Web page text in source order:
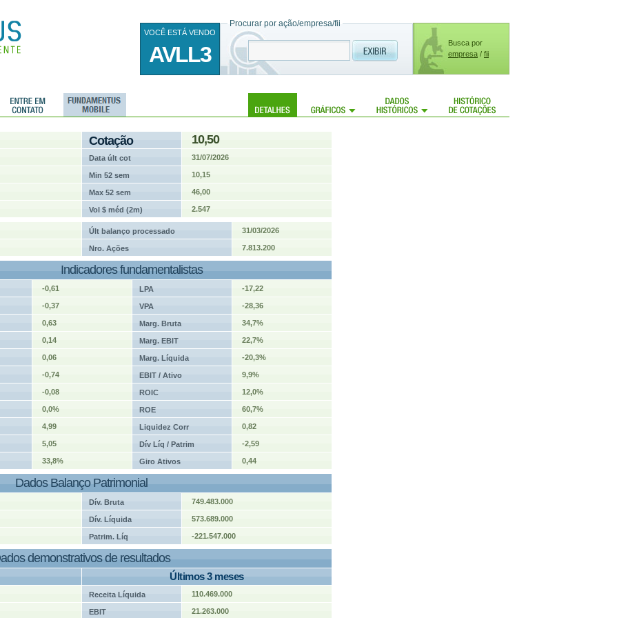
Busca por
empresa / fii
Procurar por ação/empresa/fii
VOCÊ ESTÁ VENDO
AVLL3
Cotação 10,50
Data últ cot 31/07/2026
Min 52 sem 10,15
Max 52 sem 46,00
Vol $ méd (2m) 2.547
Últ balanço processado 31/03/2026
Nro. Ações 7.813.200
Indicadores fundamentalistas
-0,61 LPA -17,22
-0,37 VPA -28,36
0,63 Marg. Bruta 34,7%
0,14 Marg. EBIT 22,7%
0,06 Marg. Líquida -20,3%
-0,74 EBIT / Ativo 9,9%
-0,08 ROIC 12,0%
0,0% ROE 60,7%
4,99 Liquidez Corr 0,82
5,05 Dív Líq / Patrim -2,59
33,8% Giro Ativos 0,44
Dados Balanço Patrimonial
Dív. Bruta 749.483.000
Dív. Líquida 573.689.000
Patrim. Líq -221.547.000
demonstrativos de resultados
Últimos 3 meses
Receita Líquida 110.469.000
EBIT 21.263.000